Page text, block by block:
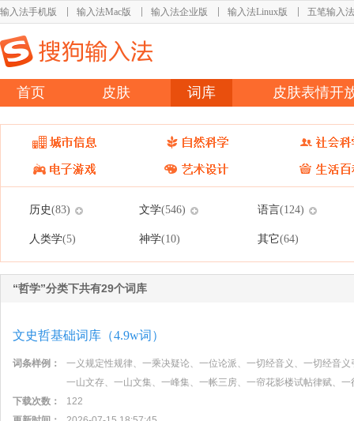
输入法手机版 输入法Mac版 输入法企业版 输入法Linux版 五笔输入法
首页 皮肤 词库 皮肤表情开
历史(83) 文学(546) 语言(124)
人类学(5) 神学(10) 其它(64)
“哲学”分类下共有29个词库
文史哲基础词库（4.9w词）
词条样例：
一义规定性规律、一乘决疑论、一位论派、一切经音义、一切经音
一山文存、一山文集、一峰集、一帐三房、一帘花影楼试帖律赋、
下载次数：
122